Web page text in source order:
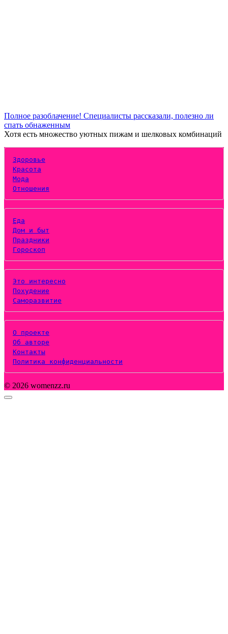
Полное разоблачение! Специалисты рассказали, полезно ли
спать обнаженным
Хотя есть множество уютных пижам и шелковых комбинаций
Здоровье
Красота
Мода
Отношения
Еда
Дом и быт
Праздники
Гороскоп
Это интересно
Похудение
Саморазвитие
О проекте
Об авторе
Контакты
Политика конфиденциальности
© 2026 womenzz.ru